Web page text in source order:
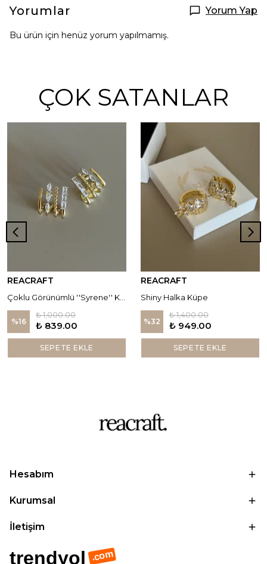
Yorumlar Yorum Yap
Bu ürün için henüz yorum yapılmamış.
ÇOK SATANLAR
REACRAFT
%16
₺ 1,000.00
₺ 839.00
SEPETE EKLE
REACRAFT
Shiny Halka Küpe
%32
₺ 1,400.00
₺ 949.00
SEPETE EKLE
Hesabım
Kurumsal
İletişim
trendyol .com